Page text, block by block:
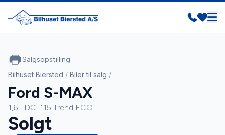
Salgsopstilling
Bilhuset Biersted / Biler til salg /
Ford S-MAX
1,6 TDCi 115 Trend ECO
Solgt